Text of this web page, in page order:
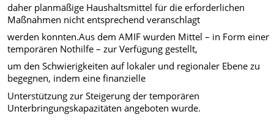
daher planmäßige Haushaltsmittel für die erforderlichen
Maßnahmen nicht entsprechend veranschlagt
werden konnten.Aus dem AMIF wurden Mittel – in Form einer
temporären Nothilfe – zur Verfügung gestellt,
um den Schwierigkeiten auf lokaler und regionaler Ebene zu
begegnen, indem eine finanzielle
Unterstützung zur Steigerung der temporären
Unterbringungskapazitäten angeboten wurde.